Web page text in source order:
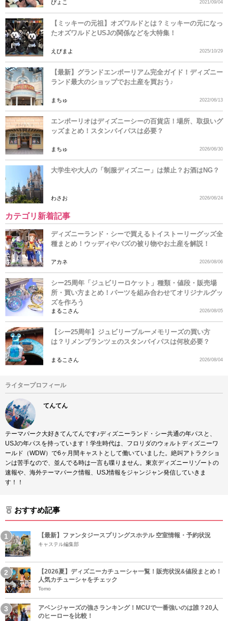
ぴょこ 2021/09/04
【ミッキーの元祖】オズワルドとは？ミッキーの元になっ
たオズワルドとUSJの関係などを大特集！
えびまよ 2025/10/29
【最新】グランドエンポーリアム完全ガイド！ディズニー
ランド最大のショップでお土産を買おう♪
まちゅ 2022/06/13
エンポーリオはディズニーシーの百貨店！場所、取扱いグ
ッズまとめ！スタンバイパスは必要？
まちゅ 2026/06/30
大学生や大人の「制服ディズニー」は禁止？お酒はNG？
わさお 2026/06/24
カテゴリ新着記事
ディズニーランド・シーで買えるトイストーリーグッズ全
種まとめ！ウッディやバズの被り物やお土産を解説！
アカネ 2026/08/06
シー25周年「ジュビリーロケット」種類・値段・販売場
所・買い方まとめ！パーツを組み合わせてオリジナルグッ
ズを作ろう
まるこさん 2026/08/05
【シー25周年】ジュビリーブルーメモリーズの買い方
は？リメンブランツェのスタンバイパスは何枚必要？
まるこさん 2026/08/04
ライタープロフィール
てんてん
テーマパーク大好きてんてんです♪ディズニーランド・シー共通の年パスと、
USJの年パスを持っています！学生時代は、フロリダのウォルトディズニーワ
ールド（WDW）で6ヶ月間キャストとして働いていました。絶叫アトラクショ
ンは苦手なので、並んでる時は一言も喋りません。東京ディズニーリゾートの
速報や、海外テーマパーク情報、USJ情報をジャンジャン発信していきま
す！！
おすすめ記事
【最新】ファンタジースプリングスホテル 空室情報・予約状況
キャステル編集部
【2026夏】ディズニーカチューシャ一覧！販売状況&値段まとめ！
人気カチューシャをチェック
Tomo
アベンジャーズの強さランキング！MCUで一番強いのは誰？20人
のヒーローを比較！